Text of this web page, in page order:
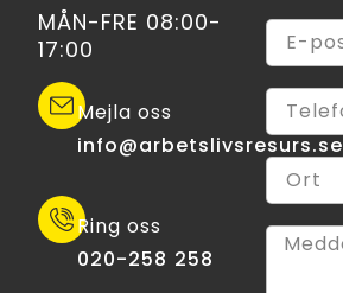
MÅN-FRE 08:00-
17:00
Mejla oss
info@arbetslivsresurs.se​
Ring oss
020-258 258